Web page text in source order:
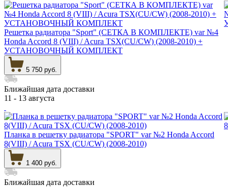
Решетка радиатора "Sport" (СЕТКА В КОМПЛЕКТЕ) var №4
Honda Accord 8 (VIII) / Acura TSX(CU/CW) (2008-2010) +
УСТАНОВОЧНЫЙ КОМПЛЕКТ
5 750 руб.
Ближайшая дата доставки
11 - 13 августа
Планка в решетку радиатора "SPORT" var №2 Honda Accord
8(VIII) / Acura TSX (CU/CW) (2008-2010)
1 400 руб.
Ближайшая дата доставки